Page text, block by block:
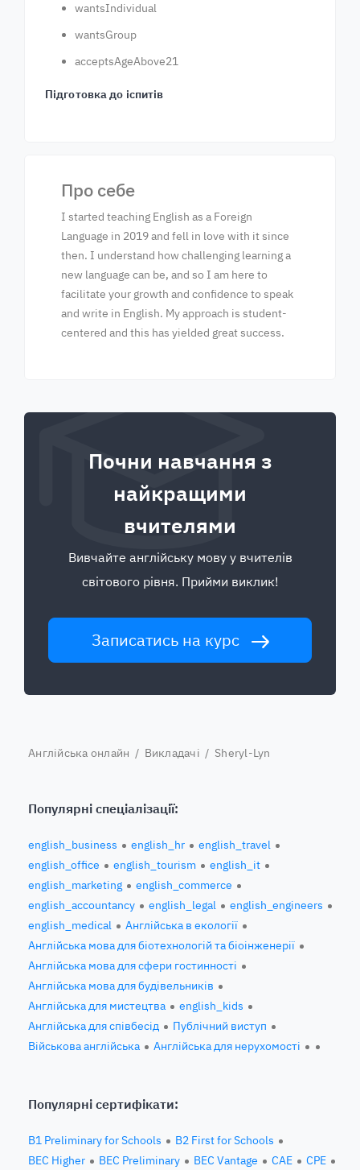
wantsIndividual
wantsGroup
acceptsAgeAbove21
Підготовка до іспитів
Про себе
I started teaching English as a Foreign
Language in 2019 and fell in love with it since
then. I understand how challenging learning a
new language can be, and so I am here to
facilitate your growth and confidence to speak
and write in English. My approach is student-
centered and this has yielded great success.
Почни навчання з
найкращими
вчителями
Вивчайте англійську мову у вчителів
світового рівня. Прийми виклик!
Записатись на курс
Англійська онлайн / Викладачі / Sheryl-Lyn
Популярні спеціалізації:
english_business english_hr
english_travel
english_office
english_tourism
english_it
english_marketing
english_commerce
english_accountancy
english_legal
english_engineers
english_medical
Англійська в екології
Англійська мова для біотехнологій та біоінженерії
Англійська мова для сфери гостинності
Англійська мова для будівельників
Англійська для мистецтва
english_kids
Англійська для співбесід
Публічний виступ
Військова англійська
Англійська для нерухомості
Популярні сертифікати:
B1 Preliminary for Schools
B2 First for Schools
BEC Higher
BEC Preliminary BEC Vantage CAE CPE